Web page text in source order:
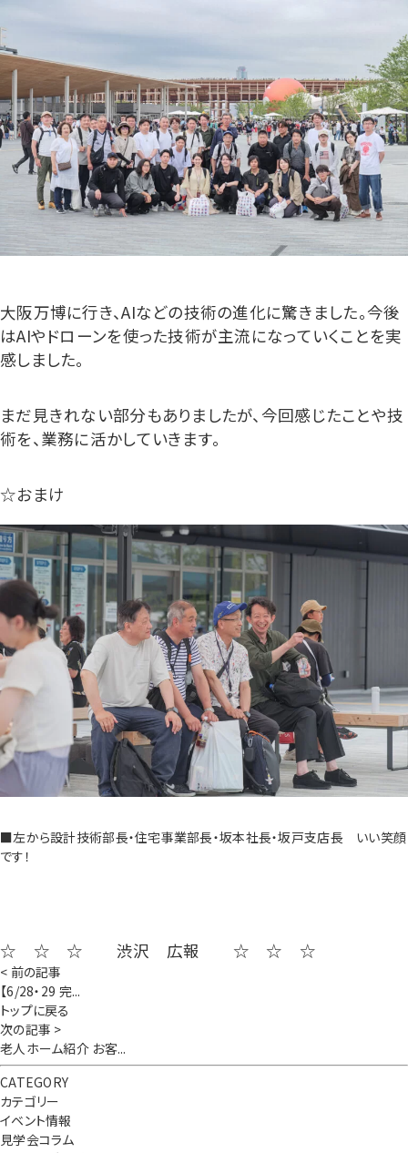
大阪万博に行き、AIなどの技術の進化に驚きました。今後
はAIやドローンを使った技術が主流になっていくことを実
感しました。
まだ見きれない部分もありましたが、今回感じたことや技
術を、業務に活かしていきます。
☆おまけ
■左から設計技術部長・住宅事業部長・坂本社長・坂戸支店長 いい笑顔
です！
☆ ☆ ☆ 渋沢 広報 ☆ ☆ ☆
< 前の記事
【6/28・29 完...
トップに戻る
次の記事 >
老人ホーム紹介 お客...
CATEGORY
カテゴリー
イベント情報
見学会コラム